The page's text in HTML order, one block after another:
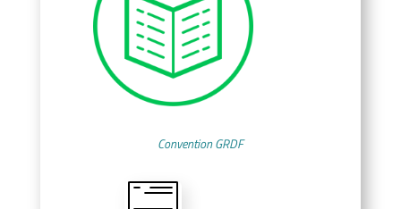
Convention GRDF